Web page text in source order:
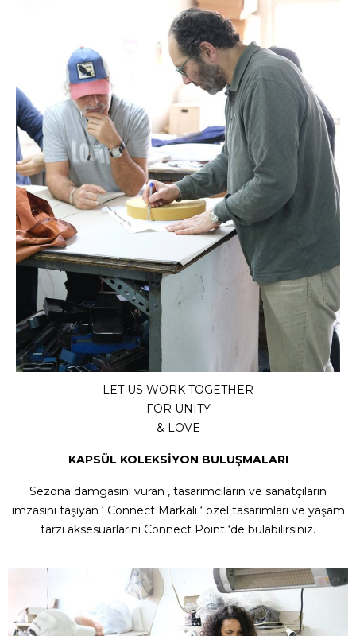
LET US WORK TOGETHER
FOR UNITY
& LOVE
KAPSÜL KOLEKSİYON BULUŞMALARI
Sezona damgasını vuran , tasarımcıların ve sanatçıların
imzasını taşıyan ‘ Connect Markalı ‘ özel tasarımları ve yaşam
tarzı aksesuarlarını Connect Point ‘de bulabilirsiniz.